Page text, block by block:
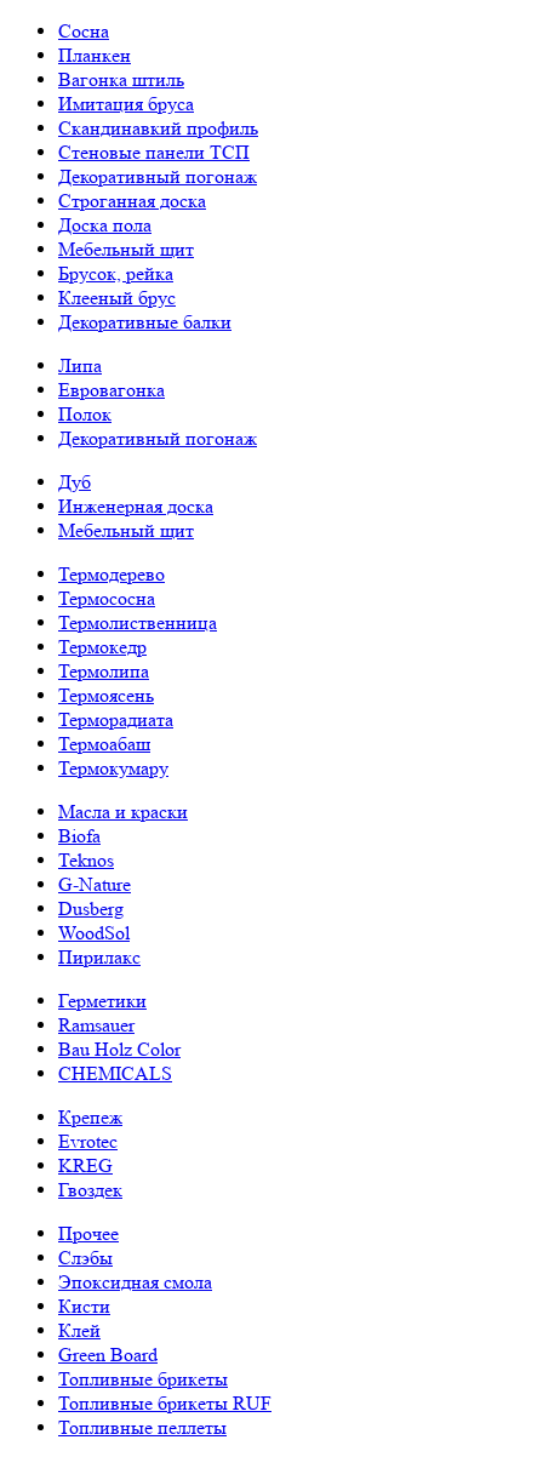
Сосна
Планкен
Вагонка штиль
Имитация бруса
Скандинавкий профиль
Стеновые панели ТСП
Декоративный погонаж
Строганная доска
Доска пола
Мебельный щит
Брусок, рейка
Клееный брус
Декоративные балки
Липа
Евровагонка
Полок
Декоративный погонаж
Дуб
Инженерная доска
Мебельный щит
Термодерево
Термососна
Термолиственница
Термокедр
Термолипа
Термоясень
Терморадиата
Термоабаш
Термокумару
Масла и краски
Biofa
Teknos
G-Nature
Dusberg
WoodSol
Пирилакс
Герметики
Ramsauer
Bau Holz Color
CHEMICALS
Крепеж
Evrotec
KREG
Гвоздек
Прочее
Слэбы
Эпоксидная смола
Кисти
Клей
Green Board
Топливные брикеты
Топливные брикеты RUF
Топливные пеллеты